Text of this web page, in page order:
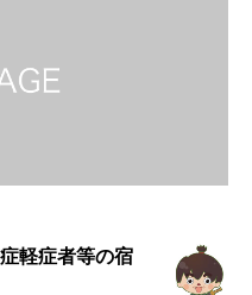
軽症者等の宿